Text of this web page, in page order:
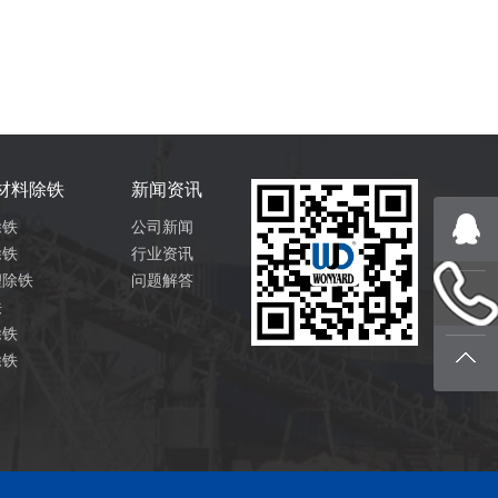
料除铁
铁
新闻资讯
公司新闻
行业资讯
问题解答